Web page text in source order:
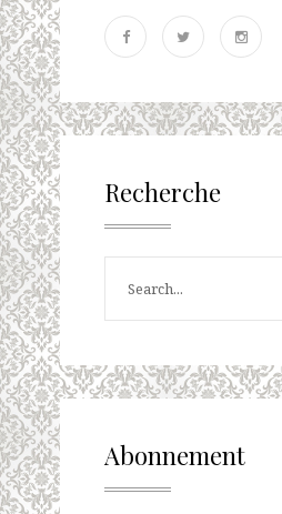
Recherche
Abonnement